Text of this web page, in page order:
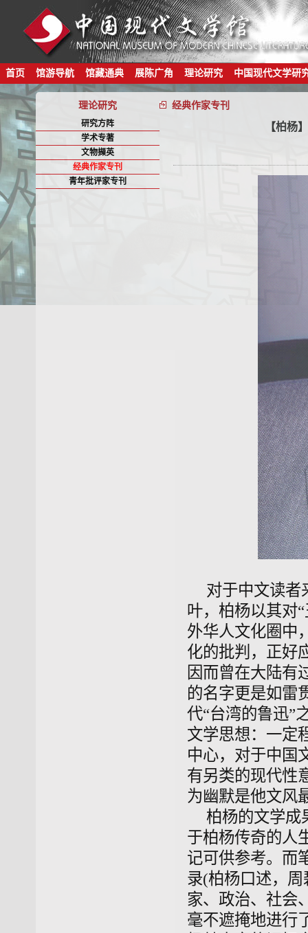
首页 馆游导航 馆藏通典 展陈广角 理论研究 中国现代文学研
理论研究 经典作家专刊
研究方阵
学术专著
文物撷英
经典作家专刊
青年批评家专刊
【柏杨
对于中文读者
叶，柏杨以其对
外华人文化圈中
化的批判，正好
因而曾在大陆有
的名字更是如雷
代“台湾的鲁迅”
文学思想：一定
中心，对于中国
有另类的现代性
为幽默是他文风
柏杨的文学成
于柏杨传奇的人
记可供参考。而
录(柏杨口述，
家、政治、社会
毫不遮掩地进行